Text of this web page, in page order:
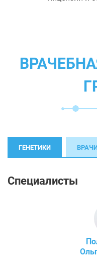
ГЕНЕТИКИ
Специалисты